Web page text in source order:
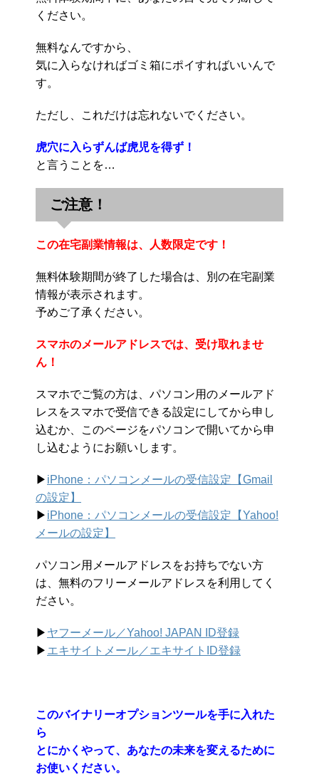
ください。
無料なんですから、
気に入らなければゴミ箱にポイすればいいんで
す。
ただし、これだけは忘れないでください。
虎穴に入らずんば虎児を得ず！
と言うことを…
ご注意！
この在宅副業情報は、人数限定です！
無料体験期間が終了した場合は、別の在宅副業
情報が表示されます。
予めご了承ください。
スマホのメールアドレスでは、受け取れませ
ん！
スマホでご覧の方は、パソコン用のメールアド
レスをスマホで受信できる設定にしてから申し
込むか、このページをパソコンで開いてから申
し込むようにお願いします。
▶︎ iPhone：パソコンメールの受信設定【Gmail
の設定】
▶︎ iPhone：パソコンメールの受信設定【Yahoo!
メールの設定】
パソコン用メールアドレスをお持ちでない方
は、無料のフリーメールアドレスを利用してく
ださい。
▶︎ ヤフーメール／Yahoo! JAPAN ID登録
▶︎ エキサイトメール／エキサイトID登録
このバイナリーオプションツールを手に入れた
ら
とにかくやって、あなたの未来を変えるために
お使いください。